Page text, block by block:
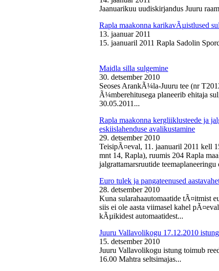
Jaanuarikuu uudiskirjandus Juuru
Rapla maakonna karikavÃµistlused
13. jaanuar 2011
15. jaanuaril 2011 Rapla Sadolin
Maidla silla sulgemine
30. detsember 2010
Seoses ArankÃ¼la-Juuru tee (nr
Ã¼mberehitusega planeerib ehitaja
30.05.2011...
Rapla maakonna kergliiklusteede ja
eskiislahenduse avalikustamine
29. detsember 2010
TeisipÃ¤eval, 11. jaanuaril 2011 kell
mnt 14, Rapla), ruumis 204 Rapla
jalgrattamarsruutide
Euro tulek ja pangateenused
28. detsember 2010
Kuna sularahaautomaatide tÃ¤itmist
siis ei ole aasta viimasel kahel
kÃµikidest automaatidest...
Juuru Vallavolikogu 17.12.2010 istung
15. detsember 2010
Juuru Vallavolikogu istung toimub
16.00 Mahtra seltsimajas...